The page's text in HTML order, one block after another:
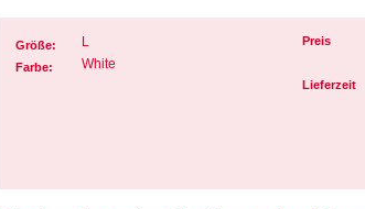
Größe: L
Farbe: White
Preis
Lieferzeit